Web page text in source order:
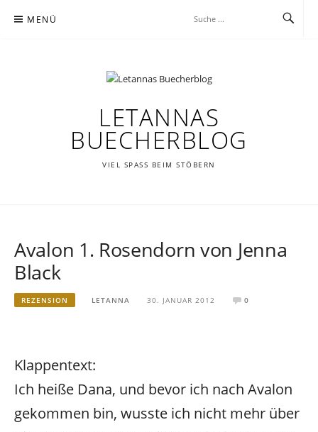
Inhalt MENÜ
LETANNAS
BUECHERBLOG
VIEL SPASS BEIM STÖBERN
Avalon 1. Rosendorn von Jenna
Black
REZENSION LETANNA 30. JANUAR 2012 0
Klappentext:
Ich heiße Dana, und bevor ich nach Avalon
gekommen bin, wusste ich nicht mehr über